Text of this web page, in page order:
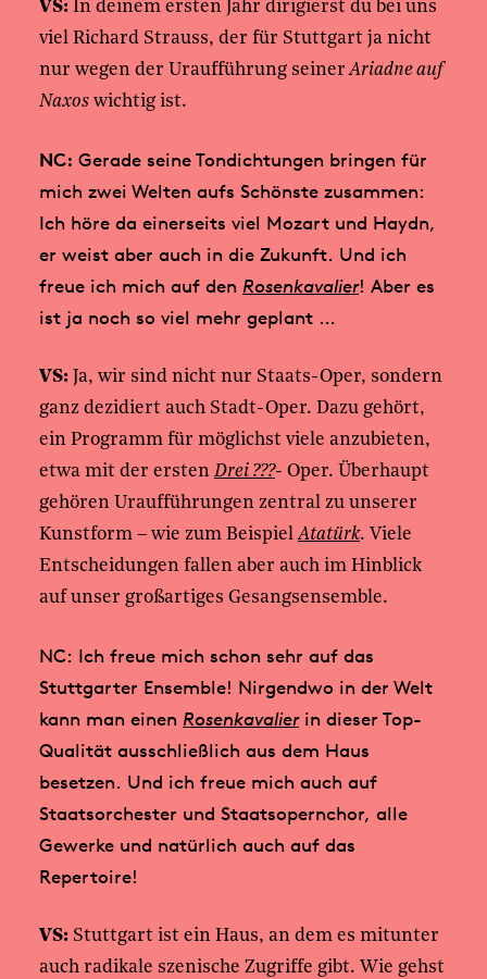
VS: In deinem ersten Jahr dirigierst du bei uns
viel Richard Strauss, der für Stuttgart ja nicht
nur wegen der Uraufführung seinerAriadne auf
Naxos wichtig ist.
NC: Gerade seine Tondichtungen bringen für
mich zwei Welten aufs Schönste zusammen:
Ich höre da einerseits viel Mozart und Haydn,
er weist aber auch in die Zukunft. Und ich
freue ich mich auf den Rosenkavalier! Aber es
ist ja noch so viel mehr geplant …
VS: Ja, wir sind nicht nur Staats-Oper, sondern
ganz dezidiert auch Stadt-Oper. Dazu gehört,
ein Programm für möglichst viele anzubieten,
etwa mit der ersten Drei ???- Oper. Überhaupt
gehören Uraufführungen zentral zu unserer
Kunstform – wie zum BeispielAtatürk. Viele
Entscheidungen fallen aber auch im Hinblick
auf unser großartiges Gesangsensemble.
NC: Ich freue mich schon sehr auf das
Stuttgarter Ensemble! Nirgendwo in der Welt
kann man einen Rosenkavalierin dieser Top-
Qualität ausschließlich aus dem Haus
besetzen. Und ich freue mich auch auf
Staatsorchester und Staatsopernchor, alle
Gewerke und natürlich auch auf das
Repertoire!
VS: Stuttgart ist ein Haus, an dem es mitunter
auch radikale szenische Zugriffe gibt. Wie gehst